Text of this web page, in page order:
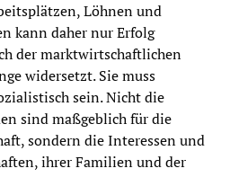
Löhnen und
kann daher nur Erfolg
der marktwirtschaftlichen
widersetzt. Sie muss
sein. Nicht die
sind maßgeblich für die
sondern die Interessen und
ihrer Familien und der